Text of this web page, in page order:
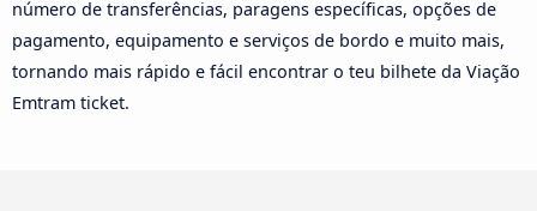
número de transferências, paragens específicas, opções de
pagamento, equipamento e serviços de bordo e muito mais,
tornando mais rápido e fácil encontrar o teu bilhete da Viação
Emtram ticket.